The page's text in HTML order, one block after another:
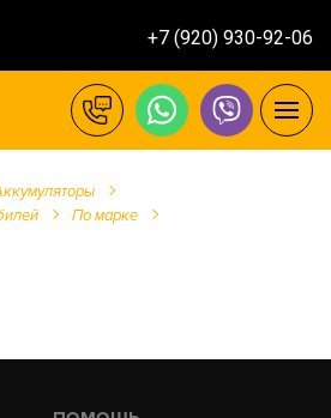
+7 (920) 930-92-06
По марке